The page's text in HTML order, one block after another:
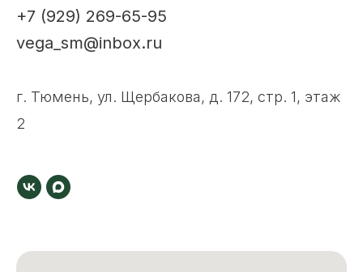
+7 (929) 269-65-95
vega_sm@inbox.ru
г. Тюмень, ул. Щербакова, д. 172, стр. 1, этаж
2